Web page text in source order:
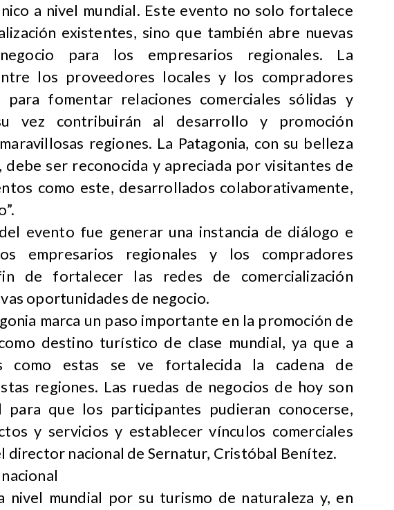
a nivel mundial. Este evento no solo fortalece
existentes, sino que también abre nuevas
para los empresarios regionales. La
los proveedores locales y los compradores
para fomentar relaciones comerciales sólidas y
vez contribuirán al desarrollo y promoción
regiones. La Patagonia, con su belleza
debe ser reconocida y apreciada por visitantes de
como este, desarrollados colaborativamente,
evento fue generar una instancia de diálogo e
empresarios regionales y los compradores
de fortalecer las redes de comercialización
oportunidades de negocio.
marca un paso importante en la promoción de
destino turístico de clase mundial, ya que a
como estas se ve fortalecida la cadena de
regiones. Las ruedas de negocios de hoy son
para que los participantes pudieran conocerse,
y servicios y establecer vínculos comerciales
director nacional de Sernatur, Cristóbal Benítez.
nivel mundial por su turismo de naturaleza y, en